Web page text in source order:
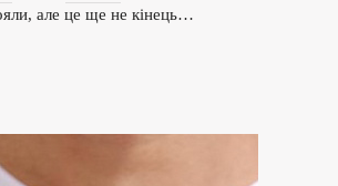
але це ще не кінець…